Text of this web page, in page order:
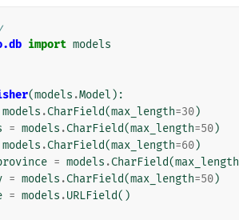
import models
(models .Model ):
models .CharField(max_length=30)
= models .CharField(max_length=50)
models .CharField(max_length=60)
= models .CharField(max_length
= models .CharField(max_length=50)
= models .URLField()